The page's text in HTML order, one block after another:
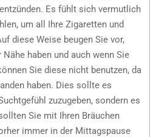
Es fühlt sich vermutlich
um all Ihre Zigaretten und
diese Weise beugen Sie vor,
haben und auch wenn Sie
Sie diese nicht benutzen, da
haben. Dies sollte es
zuzugeben, sondern es
Sie mit Ihren Bräuchen
immer in der Mittagspause